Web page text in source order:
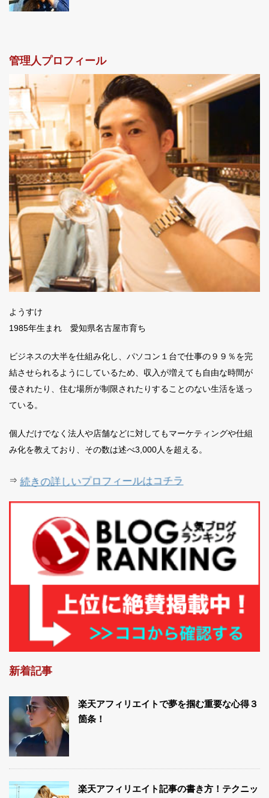
管理人プロフィール
ようすけ
1985年生まれ 愛知県名古屋市育ち
ビジネスの大半を仕組み化し、パソコン１台で仕事の９９％を完
結させられるようにしているため、収入が増えても自由な時間が
侵されたり、住む場所が制限されたりすることのない生活を送っ
ている。
個人だけでなく法人や店舗などに対してもマーケティングや仕組
み化を教えており、その数は述べ3,000人を超える。
⇒ 続きの詳しいプロフィールはコチラ
新着記事
楽天アフィリエイトで夢を掴む重要な心得３
箇条！
楽天アフィリエイト記事の書き方！テクニッ